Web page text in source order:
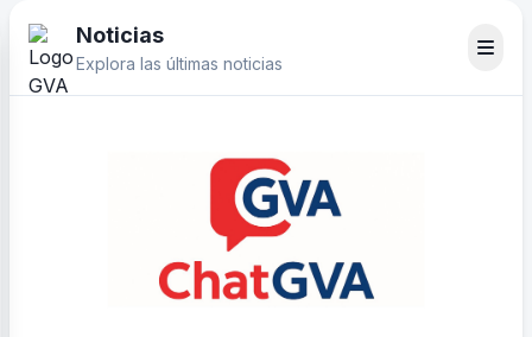
Noticias
Explora las últimas noticias